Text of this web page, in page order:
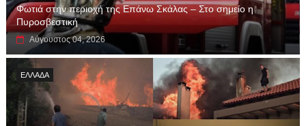
Φωτιά στην περιοχή της Επάνω Σκάλας – Στο σημείο η
Πυροσβεστική
Αύγουστος 04, 2026
ΕΛΛΑΔΑ